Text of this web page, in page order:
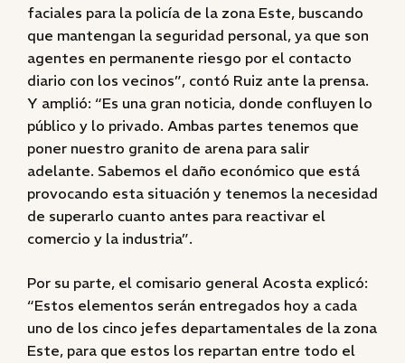
faciales para la policía de la zona Este, buscando
que mantengan la seguridad personal, ya que son
agentes en permanente riesgo por el contacto
diario con los vecinos”, contó Ruiz ante la prensa.
Y amplió: “Es una gran noticia, donde confluyen lo
público y lo privado. Ambas partes tenemos que
poner nuestro granito de arena para salir
adelante. Sabemos el daño económico que está
provocando esta situación y tenemos la necesidad
de superarlo cuanto antes para reactivar el
comercio y la industria”.
Por su parte, el comisario general Acosta explicó:
“Estos elementos serán entregados hoy a cada
uno de los cinco jefes departamentales de la zona
Este, para que estos los repartan entre todo el